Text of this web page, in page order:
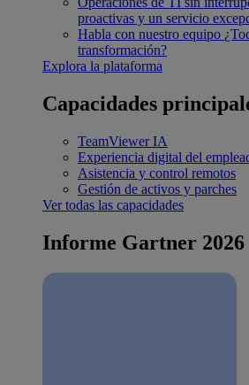
proactivas y un servicio
Habla con nuestro equipo
transformación?
Explora la plataforma
Capacidades
TeamViewer IA
Experiencia digital del
Asistencia y control remotos
Gestión de activos y parches
Ver todas las capacidades
Informe Gartner 2026